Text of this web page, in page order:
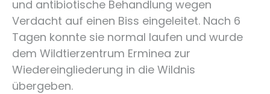
und antibiotische Behandlung wegen
Verdacht auf einen Biss eingeleitet. Nach 6
Tagen konnte sie normal laufen und wurde
dem Wildtierzentrum Erminea zur
Wiedereingliederung in die Wildnis
übergeben.